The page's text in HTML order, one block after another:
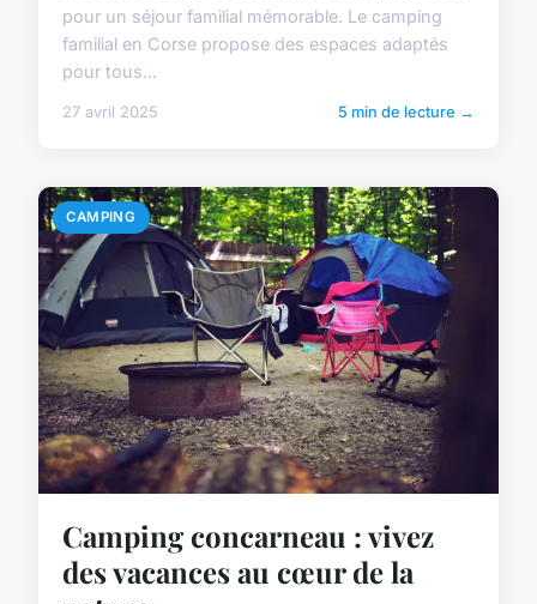
pour un séjour familial mémorable. Le camping
familial en Corse propose des espaces adaptés
pour tous...
27 avril 2025 5 min de lecture →
CAMPING
Camping concarneau : vivez
des vacances au cœur de la